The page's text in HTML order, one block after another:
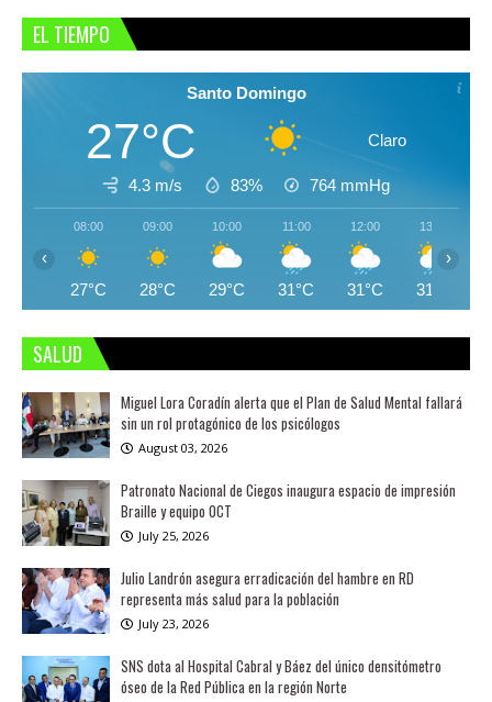
EL TIEMPO
Santo Domingo
27°C Claro
4.3 m/s 83% 764 mmHg
08:00
27°C
09:00
28°C
10:00
29°C
11:00
31°C
12:00
31°C
13:00
31°C
‹ ›
SALUD
Miguel Lora Coradín alerta que el Plan de Salud Mental fallará
sin un rol protagónico de los psicólogos
August 03, 2026
Patronato Nacional de Ciegos inaugura espacio de impresión
Braille y equipo OCT
July 25, 2026
Julio Landrón asegura erradicación del hambre en RD
representa más salud para la población
July 23, 2026
SNS dota al Hospital Cabral y Báez del único densitómetro
óseo de la Red Pública en la región Norte